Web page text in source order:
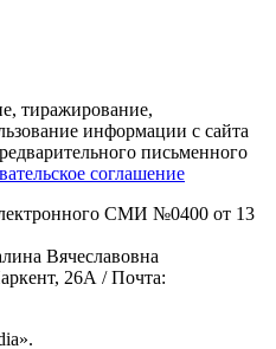
тиражирование,
информации с сайта
письменного
соглашение
СМИ №0400 от 13
Вячеславовна
26А / Почта: